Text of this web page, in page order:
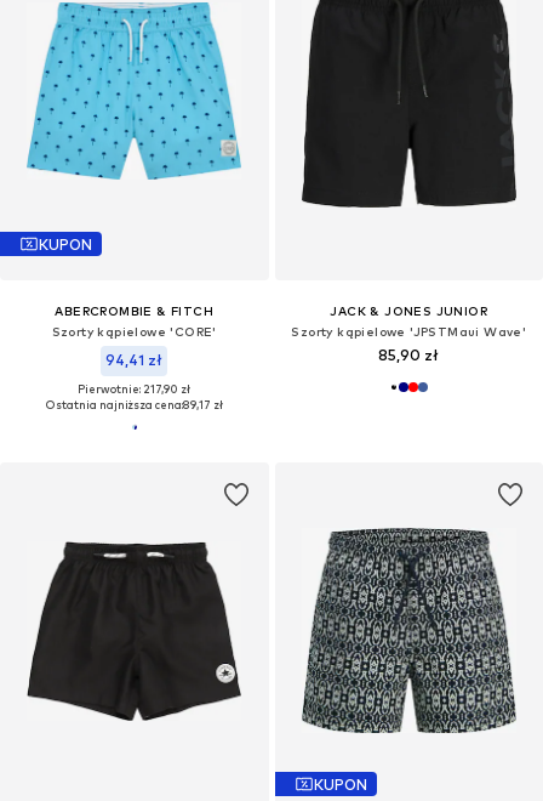
KUPON
ABERCROMBIE & FITCH
Szorty kąpielowe 'CORE'
94,41 zł
Pierwotnie: 217,90 zł
Ostatnia najniższa cena:89,17 zł
JACK & JONES JUNIOR
Szorty kąpielowe 'JPSTMaui Wave'
85,90 zł
KUPON